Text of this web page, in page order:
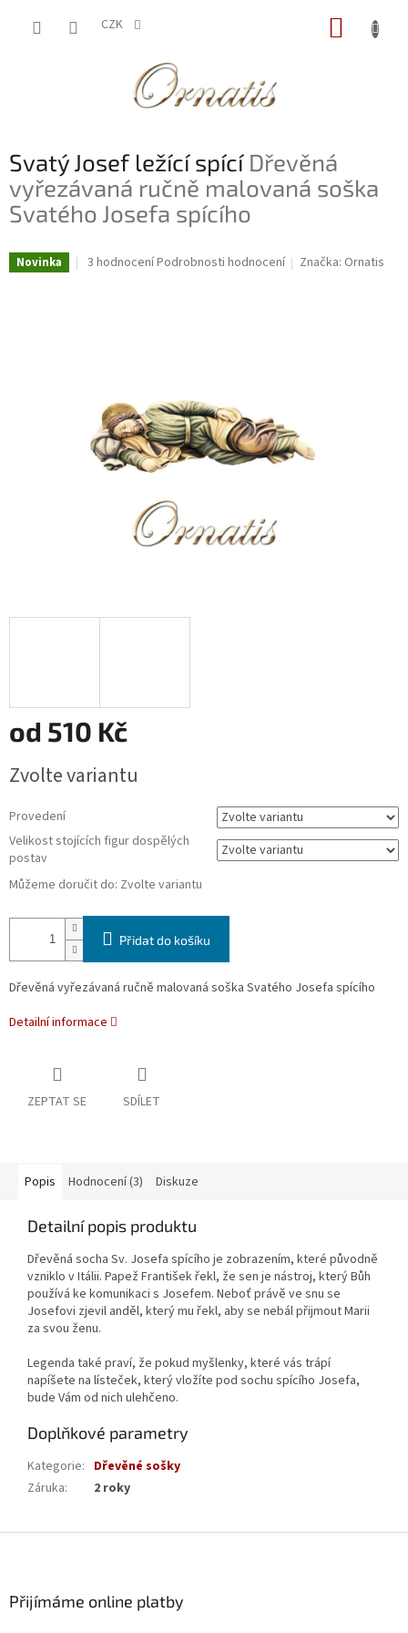
CZK
Svatý Josef ležící spící Dřevěná
vyřezávaná ručně malovaná soška
Svatého Josefa spícího
Novinka
Průměrné
3 hodnoceníPodrobnosti hodnocení Značka: Ornatis
od 510 Kč
cena:
Zvolte variantu
Provedení
Velikost stojících figur dospělých
postav
Můžeme doručit do: Zvolte variantu
Přidat do košíku
Dřevěná vyřezávaná ručně malovaná soška Svatého Josefa spícího
Detailní informace
ZEPTAT SE SDÍLET
Popis Hodnocení (3) Diskuze
Detailní popis produktu
Dřevěná socha Sv. Josefa spícího je zobrazením, které původně
vzniklo v Itálii. Papež František řekl, že sen je nástroj, který Bůh
používá ke komunikaci s Josefem. Neboť právě ve snu se
Josefovi zjevil anděl, který mu řekl, aby se nebál přijmout Marii
za svou ženu.
Legenda také praví, že pokud myšlenky, které vás trápí
napíšete na lísteček, který vložíte pod sochu spícího Josefa,
bude Vám od nich ulehčeno.
Doplňkové parametry
Kategorie: Dřevěné sošky
Záruka: 2 roky
Přijímáme online platby